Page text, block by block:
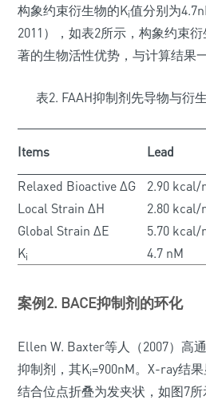
构象约束衍生物的Ki值分别为
2011），如表2所示，构象约束
著的生物活性优势，与计算结果
表2. FAAH抑制剂先导物与衍
Items Lead
Relaxed Bioactive ΔG
2.90 kcal/
Local Strain ΔH
2.80 kcal/
Global Strain ΔE
5.70 kcal/
Ki 4.7 nM
案例2. BACE抑制剂的环化
Ellen W. Baxter等人（2007）高
抑制剂，其Ki=900nM。X-ray结
结合位点折叠为发夹状，如图7所